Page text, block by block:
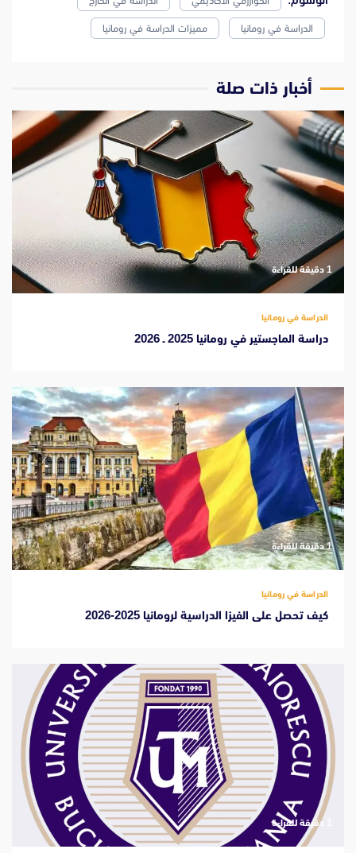
الدراسة في رومانيا مميزات الدراسة في رومانيا
‫أخبار ذات صلة
‫1 دقيقة للقراءة
الدراسة في رومانيا
دراسة الماجستير في رومانيا 2025 ـ 2026
‫1 دقيقة للقراءة
الدراسة في رومانيا
كيف تحصل على الفيزا الدراسية لرومانيا 2025-2026